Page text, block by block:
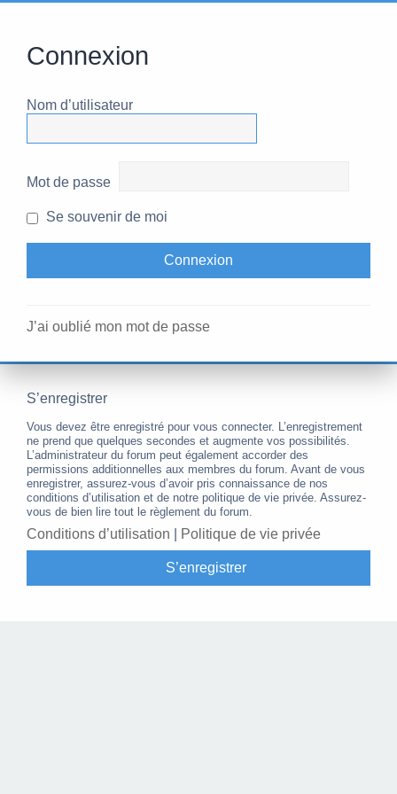
Connexion
Nom d’utilisateur
Mot de passe
Se souvenir de moi
J’ai oublié mon mot de passe
S’enregistrer
Vous devez être enregistré pour vous connecter. L’enregistrement
ne prend que quelques secondes et augmente vos possibilités.
L’administrateur du forum peut également accorder des
permissions additionnelles aux membres du forum. Avant de vous
enregistrer, assurez-vous d’avoir pris connaissance de nos
conditions d’utilisation et de notre politique de vie privée. Assurez-
vous de bien lire tout le règlement du forum.
Conditions d’utilisation Politique de vie privée
S’enregistrer